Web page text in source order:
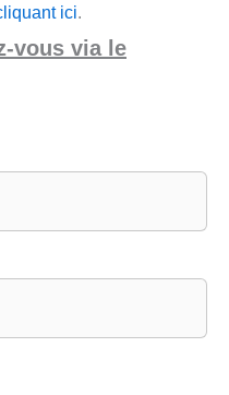
ici.
vous via le